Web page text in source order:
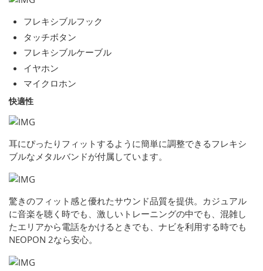
フレキシブルフック
タッチボタン
フレキシブルケーブル
イヤホン
マイクロホン
快適性
耳にぴったりフィットするように簡単に調整できるフレキシ
ブルなメタルバンドが付属しています。
驚きのフィット感と優れたサウンド品質を提供。カジュアル
に音楽を聴く時でも、激しいトレーニングの中でも、混雑し
たエリアから電話をかけるときでも、ナビを利用する時でも
NEOPON 2なら安心。